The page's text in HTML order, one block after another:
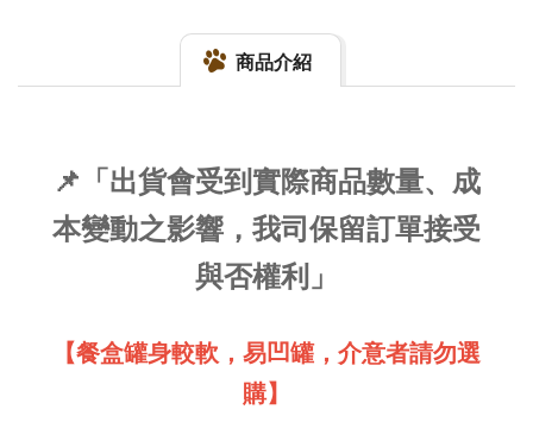
商品介紹
📌「出貨會受到實際商品數量、成
本變動之影響，我司保留訂單接受
與否權利」
【餐盒罐身較軟，易凹罐，介意者請勿選
購】